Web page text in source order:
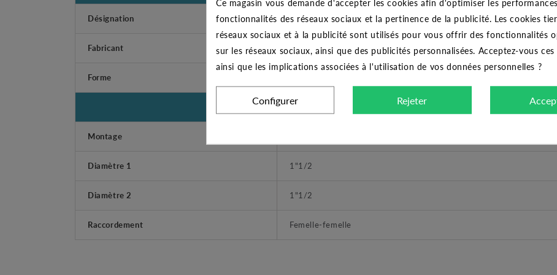
Désignation Manchon laiton égal 1"1/2
Fabricant THERMADOR
Forme
DIMENSIONS
Montage
Diamètre 1 1"1/2
Diamètre 2 1"1/2
Raccordement Femelle-femelle
fonctionnalités des réseaux sociaux et la pertinence de la publicité. Les cookies
réseaux sociaux et à la publicité sont utilisés pour vous offrir des fonctionnalités
sur les réseaux sociaux, ainsi que des publicités personnalisées. Acceptez-vous
ainsi que les implications associées à l'utilisation de vos données personnelles ?
Configurer Rejeter